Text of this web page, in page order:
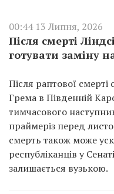
00:44 13 Липня, 2026
Після смерті
готувати заміну
Після раптової смерті
Грема в Південній
тимчасового
праймеріз перед
смерть також може
республіканців у
залишається вузькою.